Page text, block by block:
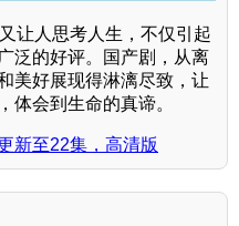
让人思考人生，不仅引起
泛的好评。国产剧，从离
美好展现得淋漓尽致，让
体会到生命的真谛。
新至22集，高清版